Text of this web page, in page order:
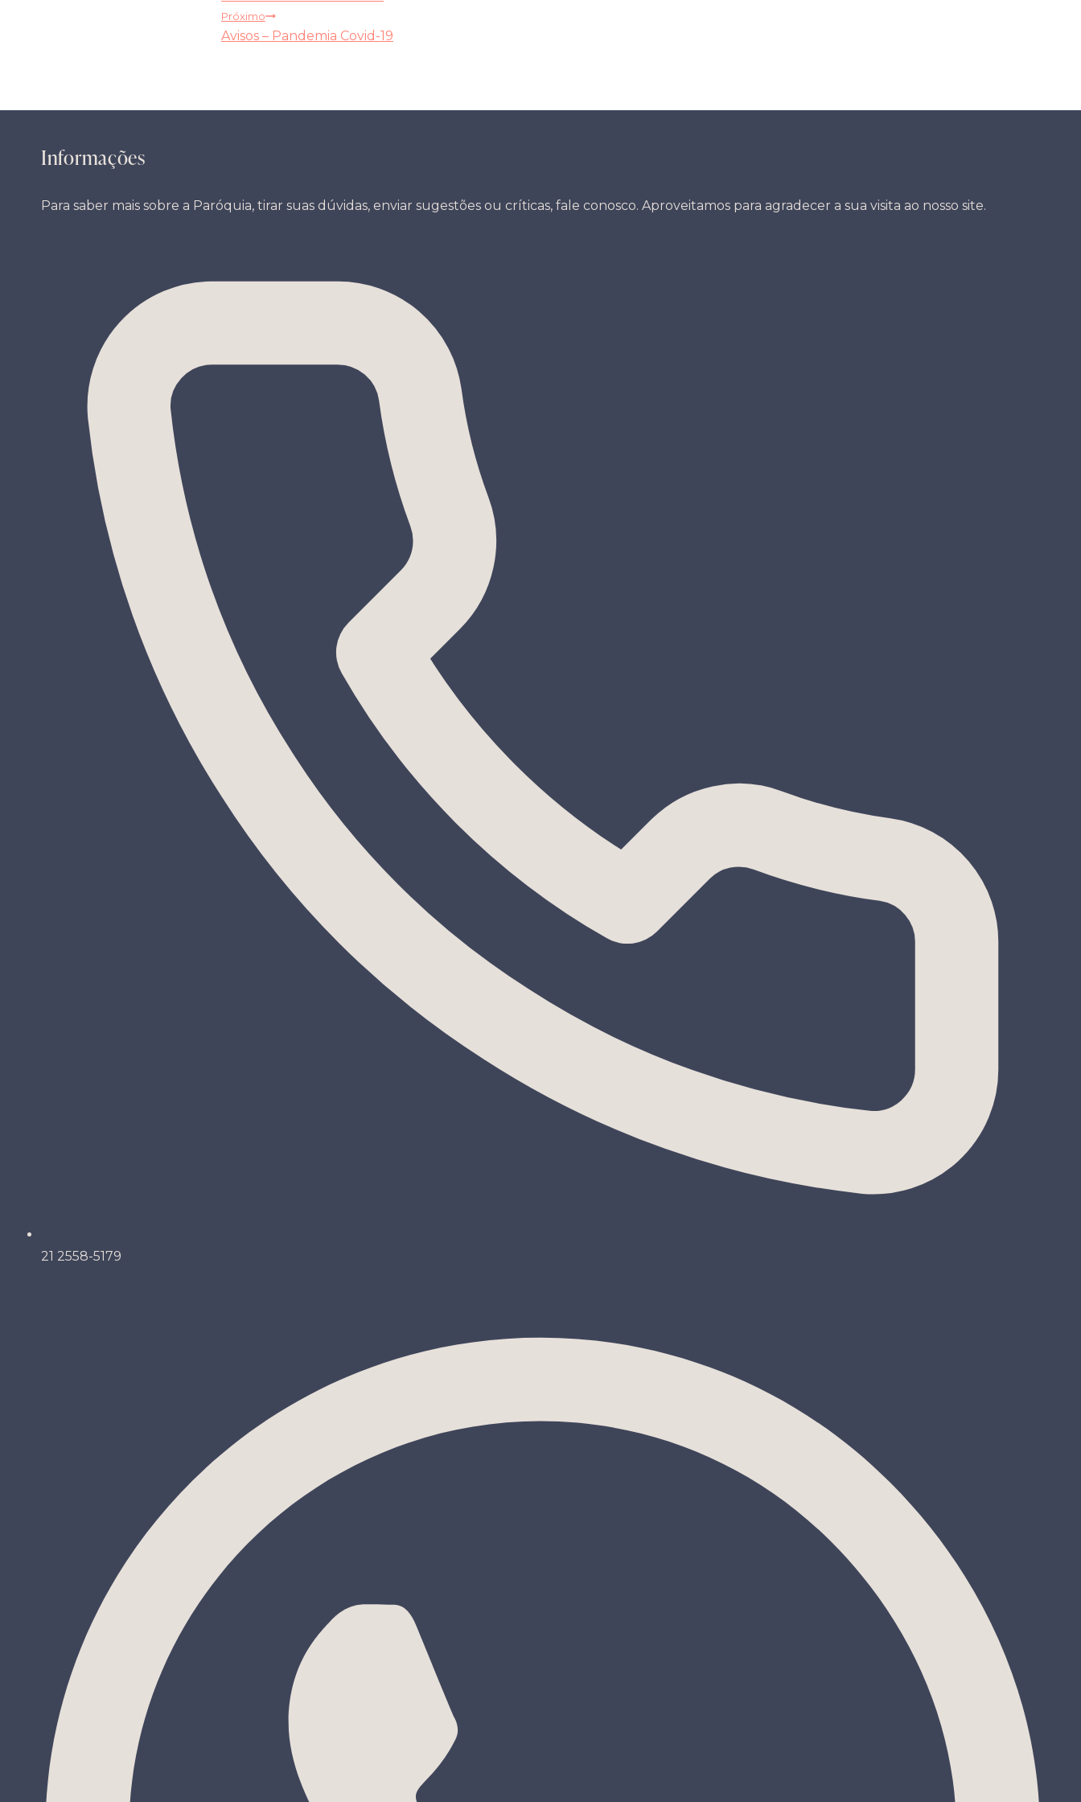
de
Post
Próximo
Avisos – Pandemia Covid-19
Informações
Para saber mais sobre a Paróquia, tirar suas dúvidas, enviar sugestões ou críticas, fale conosco. Aproveitamos para agradecer a sua visita ao nosso site.
21 2558-5179